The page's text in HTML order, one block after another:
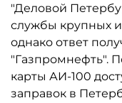
"Деловой
службы крупных
однако ответ
"Газпромнефть".
карты АИ-100
заправок в